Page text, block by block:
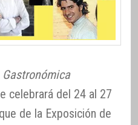
celebrará del 24 al 27
de la Exposición de